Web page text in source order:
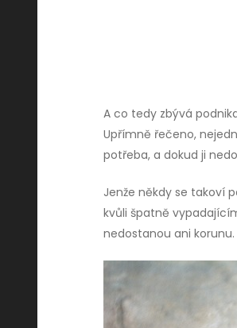
A co tedy zbývá
Upřímně řečeno,
potřeba, a dokud ji
Jenže někdy se takoví
kvůli špatně
nedostanou ani korunu.